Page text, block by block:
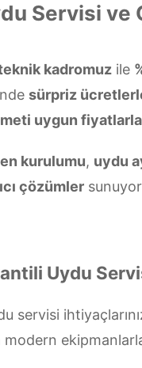
Servisi ve
kadromuzile
sürpriz
uygun fiyatlarla
kurulumu, uydu
çözümler
Uydu
servisi